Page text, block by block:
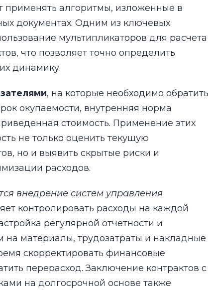
применять алгоритмы, изложенные в
документах. Одним из ключевых
мультипликаторов для расчета
что позволяет точно определить
динамику.
, на которые необходимо обратить
окупаемости, внутренняя норма
стоимость. Применение этих
не только оценить текущую
но и выявить скрытые риски и
расходов.
внедрение систем управления
контролировать расходы на каждой
регулярной отчетности и
на материалы, трудозатраты и накладные
скорректировать финансовые
перерасход. Заключение контрактов с
на долгосрочной основе также